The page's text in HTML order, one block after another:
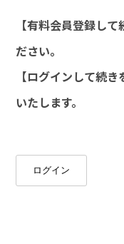
【有料会員登録して
ださい。
【ログインして続
いたします。
ログイン